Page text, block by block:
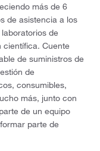
más de 6
de asistencia a los
de
científica. Cuente
de suministros de
de
consumibles,
más, junto con
de un equipo
parte de